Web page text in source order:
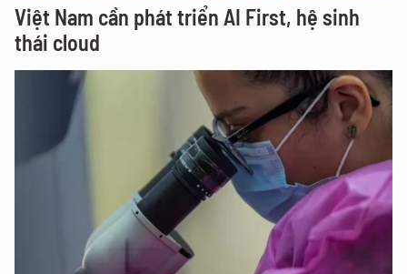
Việt Nam cần phát triển AI First, hệ sinh
thái cloud